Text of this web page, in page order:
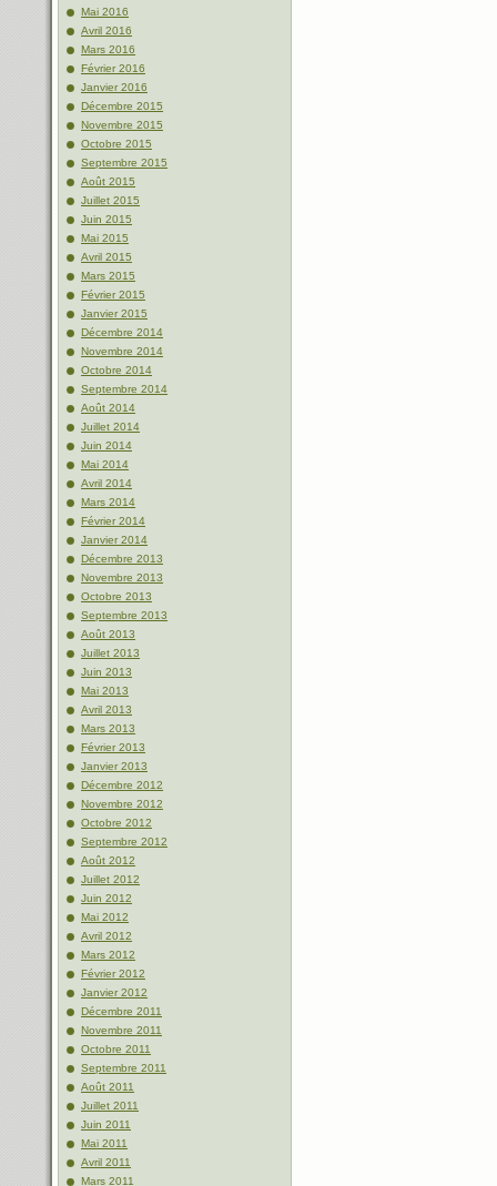
Mai 2016
Avril 2016
Mars 2016
Février 2016
Janvier 2016
Décembre 2015
Novembre 2015
Octobre 2015
Septembre 2015
Août 2015
Juillet 2015
Juin 2015
Mai 2015
Avril 2015
Mars 2015
Février 2015
Janvier 2015
Décembre 2014
Novembre 2014
Octobre 2014
Septembre 2014
Août 2014
Juillet 2014
Juin 2014
Mai 2014
Avril 2014
Mars 2014
Février 2014
Janvier 2014
Décembre 2013
Novembre 2013
Octobre 2013
Septembre 2013
Août 2013
Juillet 2013
Juin 2013
Mai 2013
Avril 2013
Mars 2013
Février 2013
Janvier 2013
Décembre 2012
Novembre 2012
Octobre 2012
Septembre 2012
Août 2012
Juillet 2012
Juin 2012
Mai 2012
Avril 2012
Mars 2012
Février 2012
Janvier 2012
Décembre 2011
Novembre 2011
Octobre 2011
Septembre 2011
Août 2011
Juillet 2011
Juin 2011
Mai 2011
Avril 2011
Mars 2011